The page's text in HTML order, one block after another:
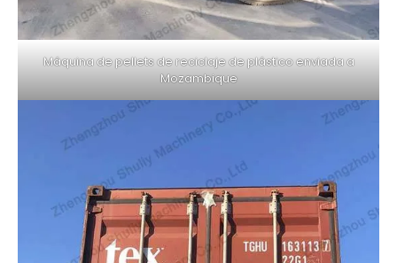
Máquina de pellets de reciclaje de plástico enviada a
Mozambique